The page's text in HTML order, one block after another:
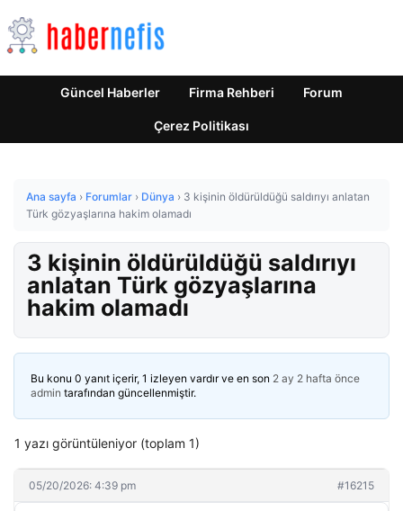
Güncel Haberler Firma Rehberi Forum
Çerez Politikası
Ana sayfa › Forumlar › Dünya › 3 kişinin öldürüldüğü saldırıyı anlatan
Türk gözyaşlarına hakim olamadı
3 kişinin öldürüldüğü saldırıyı
anlatan Türk gözyaşlarına
hakim olamadı
Bu konu 0 yanıt içerir, 1 izleyen vardır ve en son 2 ay 2 hafta önce
admin tarafından güncellenmiştir.
1 yazı görüntüleniyor (toplam 1)
05/20/2026: 4:39 pm #16215